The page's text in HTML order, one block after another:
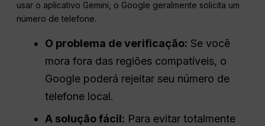
usar o aplicativo Gemini, o Google geralmente solicita um
número de telefone.
O problema de verificação: Se você
mora fora das regiões compatíveis, o
Google poderá rejeitar seu número de
telefone local.
A solução fácil: Para evitar totalmente